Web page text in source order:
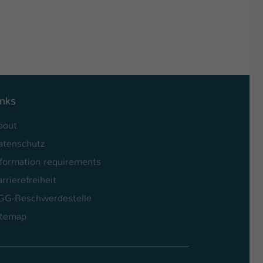
requirements
Beschwerdestelle